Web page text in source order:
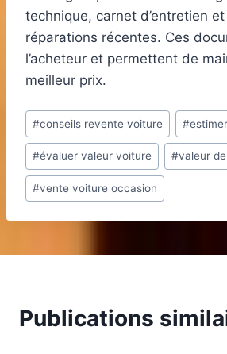
technique, carnet d’entretien
réparations récentes. Ces
l’acheteur et permettent de
meilleur prix.
Étiquettes
de
la
publication :
#conseils revente voiture #
#évaluer valeur voiture #valeur
#vente voiture occasion
Publications